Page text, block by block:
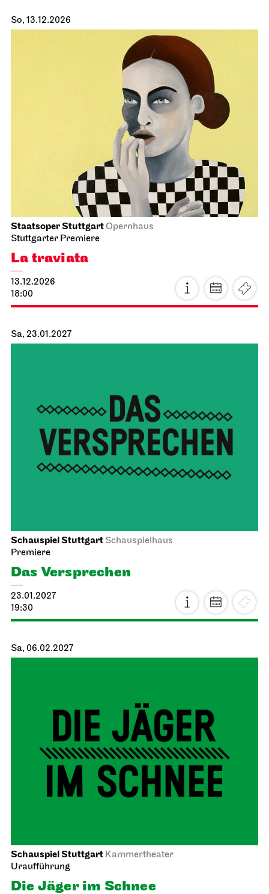
So, 13.12.2026
Staatsoper StuttgartOpernhaus
Stuttgarter Premiere
La traviata
13.12.2026
18:00
Sa, 23.01.2027
Schauspiel Stuttgart Schauspielhaus
Premiere
Das Ver­sprechen
23.01.2027
19:30
Sa, 06.02.2027
Schauspiel Stuttgart Kammertheater
Uraufführung
Die Jäger im Schnee